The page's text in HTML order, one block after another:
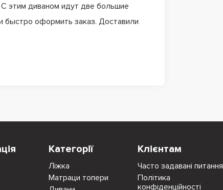
этим диваном идут две большие
быстро оформить заказ. Доставили
Категорії
Ліжка
Матраци топери
Клієнтам
Часто задавані питання
Політика
конфіденційності